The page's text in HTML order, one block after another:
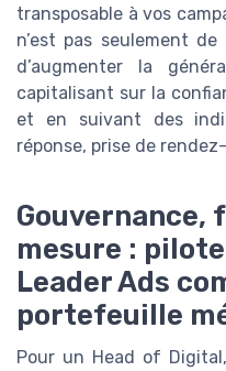
transposable à vos
n’est pas seulement
d’augmenter la
capitalisant sur la
et en suivant des
réponse, prise de
Gouvernance,
mesure :
Leader Ads
portefeuille
Pour un Head of